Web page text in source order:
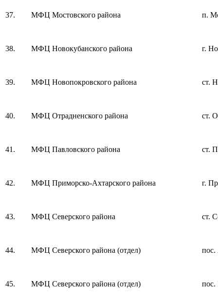
37. МФЦ Мостовского района п.
38. МФЦ Новокубанского района г.
39. МФЦ Новопокровского района ст.
40. МФЦ Отрадненского района ст.
41. МФЦ Павловского района ст.
42. МФЦ Приморско-Ахтарского района г.
43. МФЦ Северского района ст.
44. МФЦ Северского района (отдел) пос.
45. МФЦ Северского района (отдел) пос.